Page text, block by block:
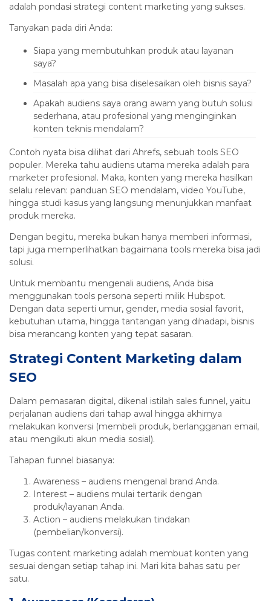
adalah pondasi strategi content marketing yang sukses.
Tanyakan pada diri Anda:
Siapa yang membutuhkan produk atau layanan
saya?
Masalah apa yang bisa diselesaikan oleh bisnis saya?
Apakah audiens saya orang awam yang butuh solusi
sederhana, atau profesional yang menginginkan
konten teknis mendalam?
Contoh nyata bisa dilihat dari Ahrefs, sebuah tools SEO
populer. Mereka tahu audiens utama mereka adalah para
marketer profesional. Maka, konten yang mereka hasilkan
selalu relevan: panduan SEO mendalam, video YouTube,
hingga studi kasus yang langsung menunjukkan manfaat
produk mereka.
Dengan begitu, mereka bukan hanya memberi informasi,
tapi juga memperlihatkan bagaimana tools mereka bisa jadi
solusi.
Untuk membantu mengenali audiens, Anda bisa
menggunakan tools persona seperti milik Hubspot.
Dengan data seperti umur, gender, media sosial favorit,
kebutuhan utama, hingga tantangan yang dihadapi, bisnis
bisa merancang konten yang tepat sasaran.
Strategi Content Marketing dalam
SEO
Dalam pemasaran digital, dikenal istilah sales funnel, yaitu
perjalanan audiens dari tahap awal hingga akhirnya
melakukan konversi (membeli produk, berlangganan email,
atau mengikuti akun media sosial).
Tahapan funnel biasanya:
Awareness – audiens mengenal brand Anda.
Interest – audiens mulai tertarik dengan
produk/layanan Anda.
Action – audiens melakukan tindakan
(pembelian/konversi).
Tugas content marketing adalah membuat konten yang
sesuai dengan setiap tahap ini. Mari kita bahas satu per
satu.